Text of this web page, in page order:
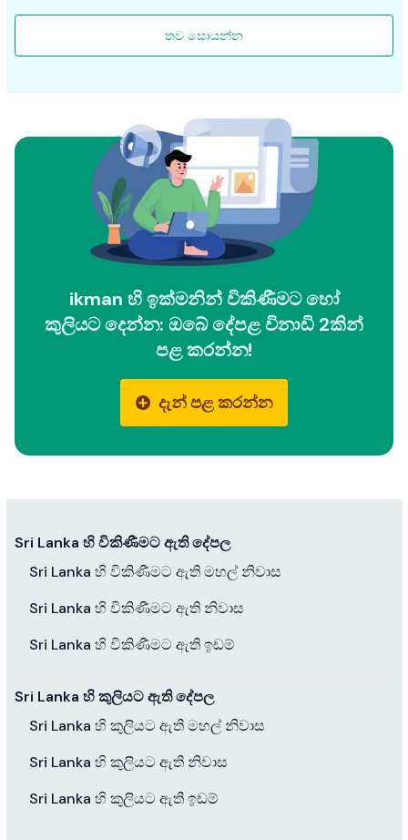
තව සොයන්න
ikman හි ඉක්මනින් විකිණීමට හෝ
කුලියට දෙන්න: ඔබේ දේපළ විනාඩි 2කින්
පළ කරන්න!
දැන් පළ කරන්න
Sri Lanka හි විකිණීමට ඇති දේපල
Sri Lanka හි විකිණීමට ඇති මහල් නිවාස
Sri Lanka හි විකිණීමට ඇති නිවාස
Sri Lanka හි විකිණීමට ඇති ඉඩම්
Sri Lanka හි කුලියට ඇති දේපල
Sri Lanka හි කුලියට ඇති මහල් නිවාස
Sri Lanka හි කුලියට ඇති නිවාස
Sri Lanka හි කුලියට ඇති ඉඩම්